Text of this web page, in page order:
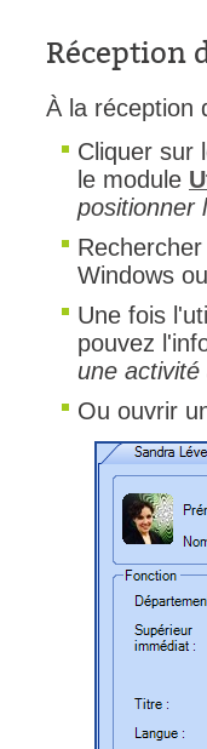
Réception
À la réception
Cliquer sur
le module
positionner
Windows
Une fois
pouvez
une activité
Ou ouvrir